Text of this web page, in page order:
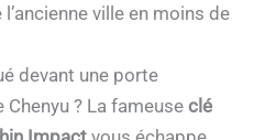
ville en moins de
devant une porte
? La fameuse clé